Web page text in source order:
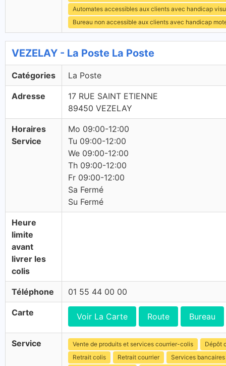
Automates accessibles aux clients avec handicap
Bureau non accessible aux clients avec handicap
VEZELAY - La Poste La Poste
Catégories La Poste
Adresse
17 RUE SAINT ETIENNE
89450 VEZELAY
Horaires
Service
Mo 09:00-12:00
Tu 09:00-12:00
We 09:00-12:00
Th 09:00-12:00
Fr 09:00-12:00
Sa Fermé
Su Fermé
Heure
limite
avant
livrer les
colis
Téléphone 01 55 44 00 00
Carte Voir La Carte Route Bureau
Service Vente de produits et services courrier-colis
Dépôt
Retrait colis
Retrait courrier
Services bancaires